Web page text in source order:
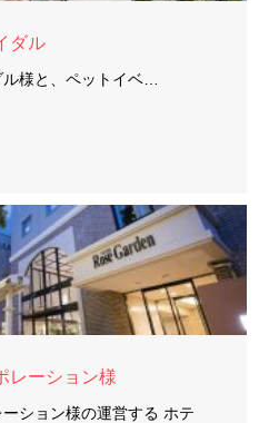
ダル
様と、ペットイベ…
レーション様
ション様の運営する ホテ